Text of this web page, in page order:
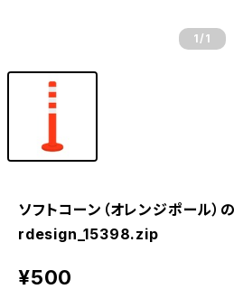
1 /1
ソフトコーン（オレンジポール）
rdesign_15398.zip
¥500